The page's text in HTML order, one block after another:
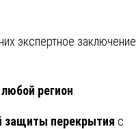
экспертное заключение
регион
защиты перекрытия с